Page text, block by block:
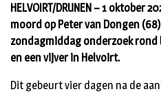
HELVOIRT/DRUNEN – 1 oktober
moord op Peter van Dongen
zondagmiddag onderzoek
en een vijver in Helvoirt.
Dit gebeurt vier dagen na de